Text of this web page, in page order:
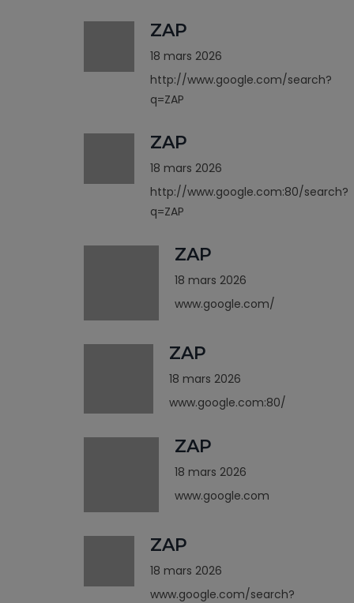
ZAP
18 mars 2026
http://www.google.com/search?
q=ZAP
ZAP
18 mars 2026
http://www.google.com:80/search?
q=ZAP
ZAP
18 mars 2026
www.google.com/
ZAP
18 mars 2026
www.google.com:80/
ZAP
18 mars 2026
www.google.com
ZAP
18 mars 2026
www.google.com/search?